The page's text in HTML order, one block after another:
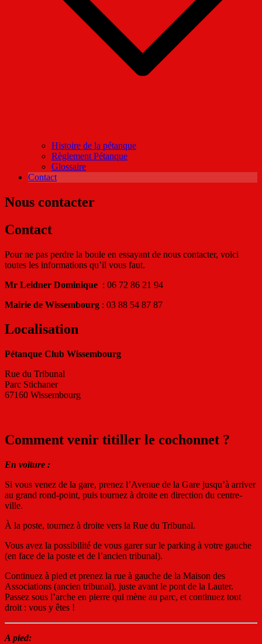
Histoire de la pétanque
Règlement Pétanque
Glossaire
Contact
Nous contacter
Contact
Pour ne pas perdre la boule en essayant de nous contacter, voici
toutes les informations qu’il vous faut.
Mr Leidner Dominique : 06 72 86 21 94
Mairie de Wissembourg : 03 88 54 87 87
Localisation
Pétanque Club Wissembourg
Rue du Tribunal
Parc Stichaner
67160 Wissembourg
Comment venir titiller le cochonnet ?
En voiture :
Si vous venez de la gare, prenez l’Avenue de la Gare jusqu’à arriver
au grand rond-point, puis tournez à droite en direction du centre-
ville.
À la poste, tournez à droite vers la Rue du Tribunal.
Vous avez la possibilité de vous garer sur le parking à votre gauche
(en face de la poste et de l’ancien tribunal).
Continuez à pied et prenez la rue à gauche de la Maison des
Associations (ancien tribunal), juste avant le pont de la Lauter.
Passez sous l’arche en pierre qui mène au parc, et continuez tout
droit : vous y êtes !
A pied: